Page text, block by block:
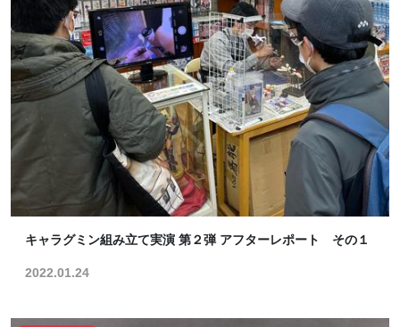
キャラグミン組み立て実演 第２弾 アフターレポート その１
2022.01.24